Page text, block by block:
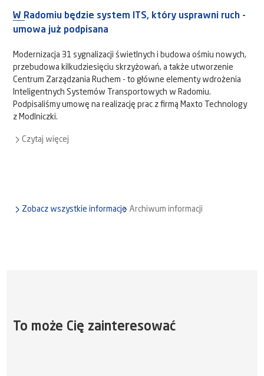
W Radomiu będzie system ITS, który usprawni ruch -
umowa już podpisana
Modernizacja 31 sygnalizacji świetlnych i budowa ośmiu nowych,
przebudowa kilkudziesięciu skrzyżowań, a także utworzenie
Centrum Zarządzania Ruchem - to główne elementy wdrożenia
Inteligentnych Systemów Transportowych w Radomiu.
Podpisaliśmy umowę na realizację prac z firmą Maxto Technology
z Modlniczki.
Czytaj więcej
Zobacz wszystkie informacje Archiwum informacji
To może Cię zainteresować